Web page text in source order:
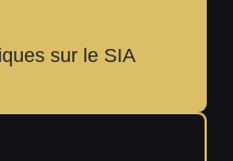
sur le SIA